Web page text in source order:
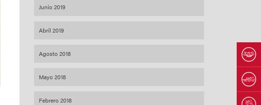
Junio 2019
Abril 2019
Agosto 2018
Mayo 2018
Febrero 2018